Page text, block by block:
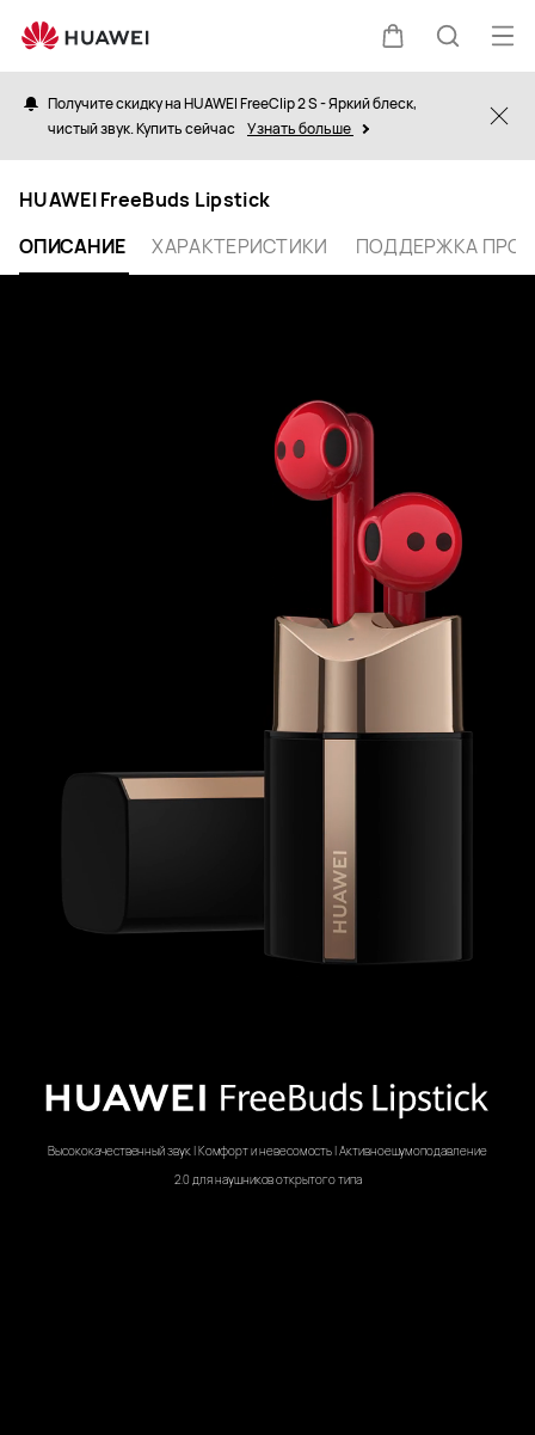
FreeBuds
Lipstick
Щупальца
Поиск
Получите скидку на HUAWEI FreeClip 2 S - Яркий блеск,
чистый звук. Купить сейчас Узнать больше
HUAWEI FreeBuds Lipstick
ОПИСАНИЕ
ХАРАКТЕРИСТИКИ ПОДДЕРЖКА
Высококачественный звук | Комфорт и невесомость | Активноешумоподавление
2.0 для наушниковоткрытого типа